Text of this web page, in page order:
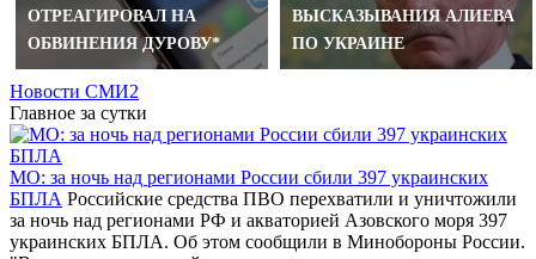
ОТРЕАГИРОВАЛ НА
ОБВИНЕНИЯ ДУРОВУ*
ВЫСКАЗЫВАНИЯ АЛИЕВА
ПО УКРАИНЕ
Новости СМИ2
Главное за сутки
МО: за ночь над регионами России сбили 397 украинских
БПЛА Российские средства ПВО перехватили и уничтожили
за ночь над регионами РФ и акваторией Азовского моря 397
украинских БПЛА. Об этом сообщили в Минобороны России.